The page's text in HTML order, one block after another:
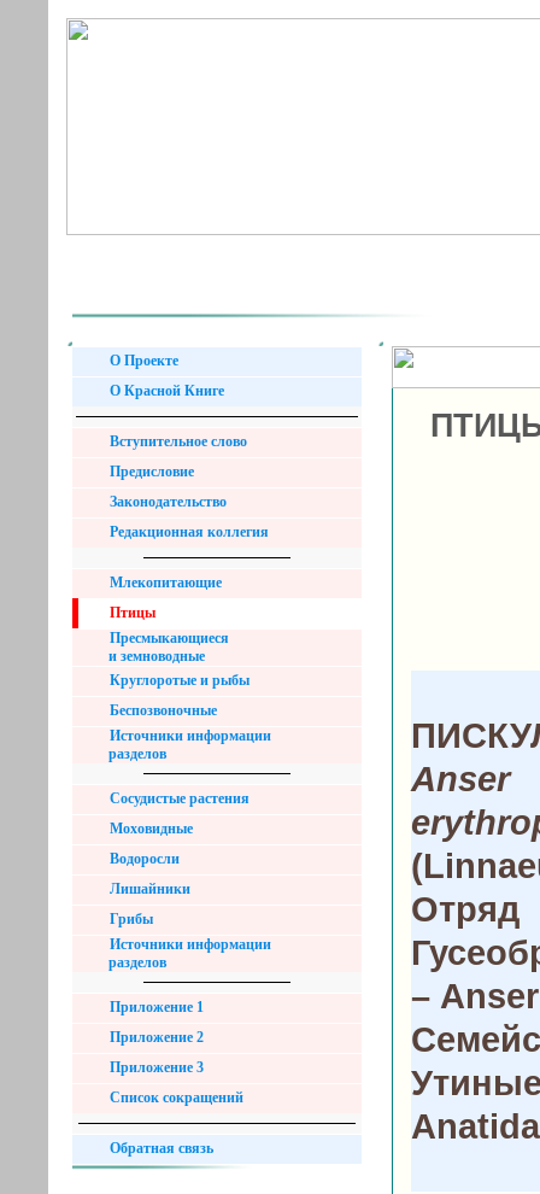
О Проекте
О Красной Книге
Вступительное слово
Предисловие
Законодательство
Редакционная коллегия
Млекопитающие
Птицы
Пресмыкающиеся
и земноводные
Круглоротые и рыбы
Беспозвоночные
Источники информации
разделов
Сосудистые растения
Моховидные
Водоросли
Лишайники
Грибы
Источники информации
разделов
Приложение 1
Приложение 2
Приложение 3
Список сокращений
Обратная связь
Anser
Отряд
–